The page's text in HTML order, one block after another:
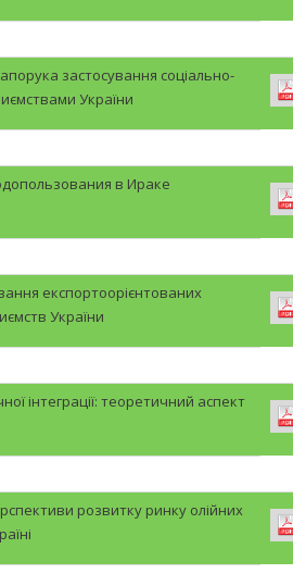
застосування соціально-
України
в Ираке
експортоорієнтованих
України
інтеграції: теоретичний аспект
розвитку ринку олійних